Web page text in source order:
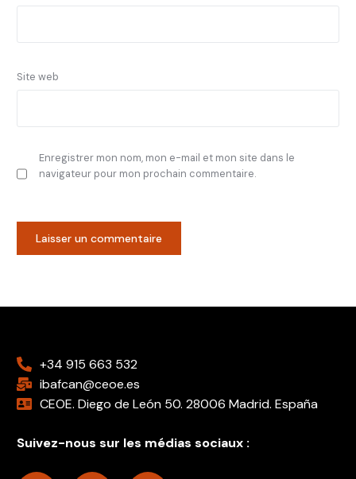
Site web
Enregistrer mon nom, mon e-mail et mon site dans le
navigateur pour mon prochain commentaire.
+34 915 663 532
ibafcan@ceoe.es
CEOE. Diego de León 50. 28006 Madrid. España
Suivez-nous sur les médias sociaux :